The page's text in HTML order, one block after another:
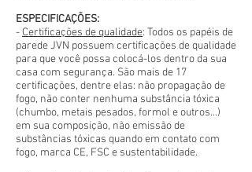
ESPECIFICAÇÕES:
- Certificações de qualidade: Todos os papéis de
parede JVN possuem certificações de qualidade
para que você possa colocá-los dentro da sua
casa com segurança. São mais de 17
certificações, dentre elas: não propagação de
fogo, não conter nenhuma substância tóxica
(chumbo, metais pesados, formol e outros...)
em sua composição, não emissão de
substâncias tóxicas quando em contato com
fogo, marca CE, FSC e sustentabilidade.